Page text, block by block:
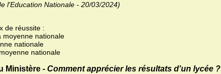
l'Education Nationale - 20/03/2024)
de réussite :
moyenne nationale
nationale
nationale
Ministère - Comment apprécier les résultats d'un lycée ?